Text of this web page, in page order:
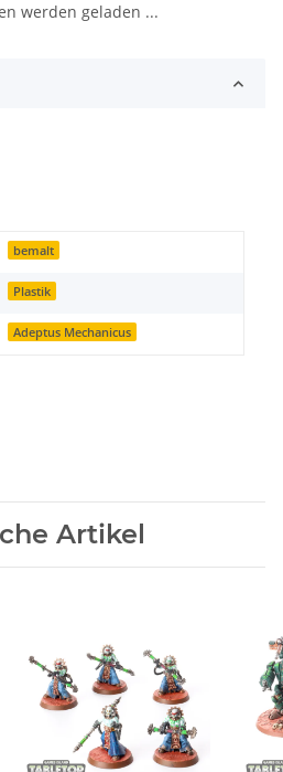
werden geladen ...
bemalt
Plastik
Adeptus Mechanicus
Artikel